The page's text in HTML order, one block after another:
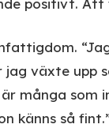
jag växte
många
känns så